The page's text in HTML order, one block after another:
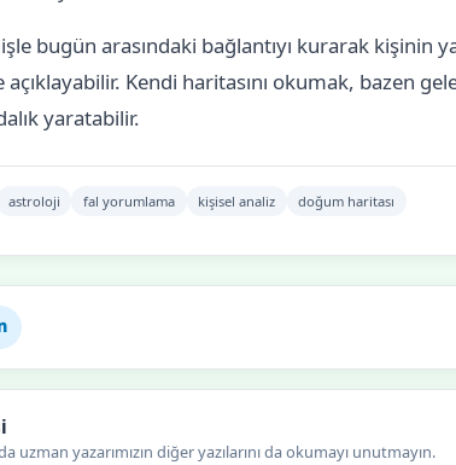
bugün arasındaki bağlantıyı kurarak kişinin
açıklayabilir. Kendi haritasını okumak, bazen
yaratabilir.
astroloji fal yorumlama kişisel analiz doğum haritası
uzman yazarımızın diğer yazılarını da okumayı unutmayın.